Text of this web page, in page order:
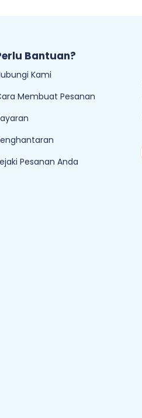
Bantuan?
Kami
Membuat Pesanan
Pesanan Anda